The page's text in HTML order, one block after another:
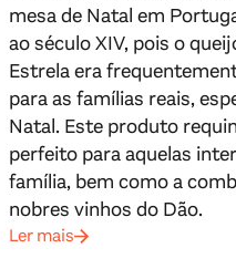
mesa de Natal em
ao século XIV, pois o
Estrela era
para as famílias reais,
Natal. Este produto
perfeito para aquelas
família, bem como a
nobres vinhos do Dão.
Ler mais